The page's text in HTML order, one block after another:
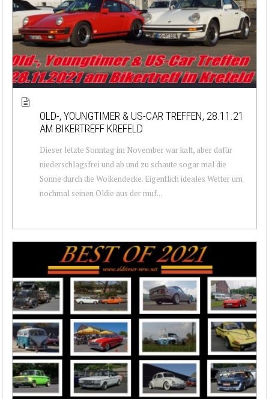
OLD-, YOUNGTIMER & US-CAR TREFFEN, 28.11.21
AM BIKERTREFF KREFELD
Dieser letzte Sonntag im November war kalt, aber dafür
niederschlagsfrei und ab und zu schaute sogar mal die
Sonne durch die Wolkendecke. Eigentlich ideales Wetter um
nochmal seinen Oldie aus der muf...